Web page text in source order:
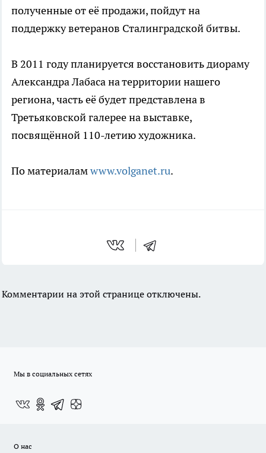
полученные от её продажи, пойдут на
поддержку ветеранов Сталинградской битвы.
В 2011 году планируется восстановить диораму
Александра Лабаса на территории нашего
региона, часть её будет представлена в
Третьяковской галерее на выставке,
посвящённой 110-летию художника.
По материаламwww.volganet.ru.
Комментарии на этой странице отключены.
Мы в социальных сетях
О нас